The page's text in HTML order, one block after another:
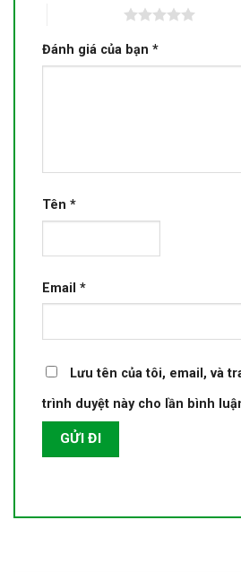
Đánh giá của bạn *
Tên *
Email *
Lưu tên của tôi, email, và
trình duyệt này cho lần bình